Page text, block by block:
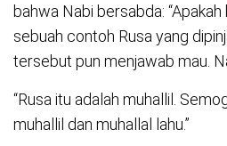
bahwa Nabi bersabda: “Apakah
sebuah contoh Rusa yang
tersebut pun menjawab mau.
“Rusa itu adalah muhallil.
muhallil dan muhallal lahu.”